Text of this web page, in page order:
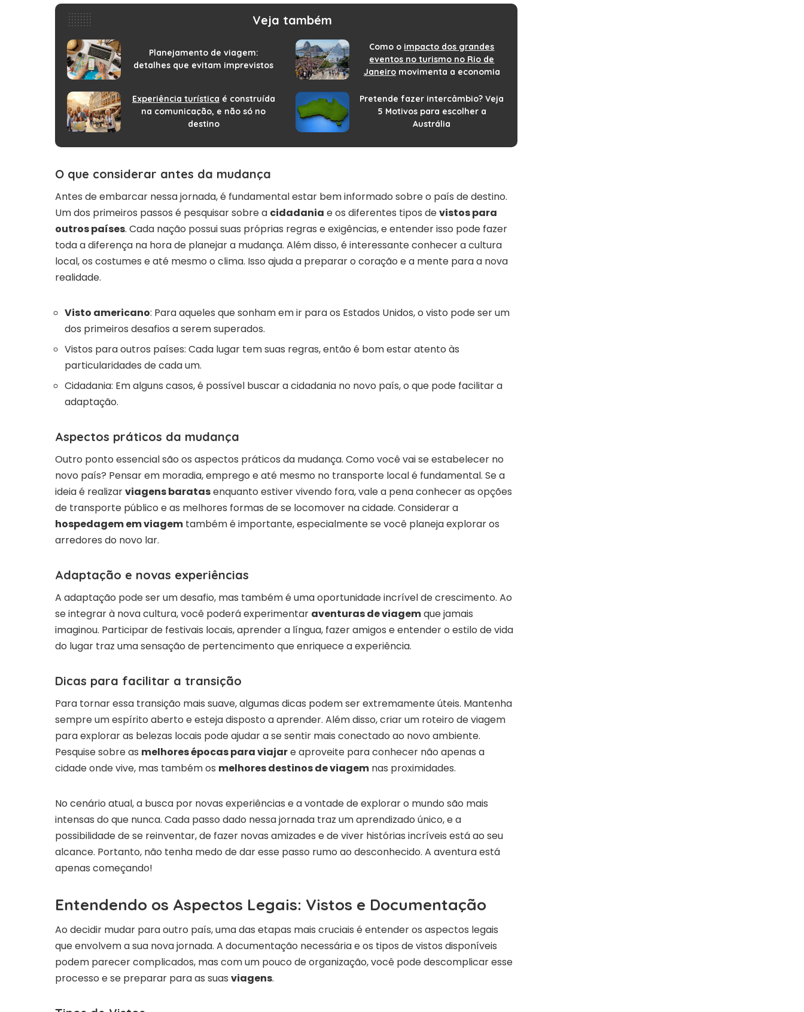
Veja também
Planejamento de viagem:
detalhes que evitam imprevistos
Como o impacto dos grandes
eventos no turismo no Rio de
Janeiromovimenta a economia
Experiência turística é construída
na comunicação, e não só no
destino
Pretende fazer intercâmbio? Veja
5 Motivos para escolher a
Austrália
O que considerar antes da mudança
Antes de embarcar nessa jornada, é fundamental estar bem informado sobre o país de destino.
Um dos primeiros passos é pesquisar sobre a cidadania e os diferentes tipos devistos para
outros países. Cada nação possui suas próprias regras e exigências, e entender isso pode fazer
toda a diferença na hora de planejar a mudança. Além disso, é interessante conhecer a cultura
local, os costumes e até mesmo o clima. Isso ajuda a preparar o coração e a mente para a nova
realidade.
Visto americano: Para aqueles que sonham em ir para os Estados Unidos, o visto pode ser um
dos primeiros desafios a serem superados.
Vistos para outros países: Cada lugar tem suas regras, então é bom estar atento às
particularidades de cada um.
Cidadania: Em alguns casos, é possível buscar a cidadania no novo país, o que pode facilitar a
adaptação.
Aspectos práticos da mudança
Outro ponto essencial são os aspectos práticos da mudança. Como você vai se estabelecer no
novo país? Pensar em moradia, emprego e até mesmo no transporte local é fundamental. Se a
ideia é realizarviagens baratasenquanto estiver vivendo fora, vale a pena conhecer as opções
de transporte público e as melhores formas de se locomover na cidade. Considerar a
hospedagem em viagem também é importante, especialmente se você planeja explorar os
arredores do novo lar.
Adaptação e novas experiências
A adaptação pode ser um desafio, mas também é uma oportunidade incrível de crescimento. Ao
se integrar à nova cultura, você poderá experimentar aventuras de viagemque jamais
imaginou. Participar de festivais locais, aprender a língua, fazer amigos e entender o estilo de vida
do lugar traz uma sensação de pertencimento que enriquece a experiência.
Dicas para facilitar a transição
Para tornar essa transição mais suave, algumas dicas podem ser extremamente úteis. Mantenha
sempre um espírito aberto e esteja disposto a aprender. Além disso, criar um roteiro de viagem
para explorar as belezas locais pode ajudar a se sentir mais conectado ao novo ambiente.
Pesquise sobre as melhores épocas para viajare aproveite para conhecer não apenas a
cidade onde vive, mas também os melhores destinos de viagem nas proximidades.
No cenário atual, a busca por novas experiências e a vontade de explorar o mundo são mais
intensas do que nunca. Cada passo dado nessa jornada traz um aprendizado único, e a
possibilidade de se reinventar, de fazer novas amizades e de viver histórias incríveis está ao seu
alcance. Portanto, não tenha medo de dar esse passo rumo ao desconhecido. A aventura está
apenas começando!
Entendendo os Aspectos Legais: Vistos e Documentação
Ao decidir mudar para outro país, uma das etapas mais cruciais é entender os aspectos legais
que envolvem a sua nova jornada. A documentação necessária e os tipos de vistos disponíveis
podem parecer complicados, mas com um pouco de organização, você pode descomplicar esse
processo e se preparar para as suas viagens.